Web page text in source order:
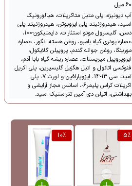
60 میل
آب دیونیزه، پلی متیل متاکریلات، هیالورونیک
اسید، هیدروژنیتد پلی ایزوبوتن، هیدروژنیتد پلی
دسن، گلیسرول مونو استئارات، دایمتیکون-100،
عصاره پودری گیاه بامبو، روغن هسته انگور، عصاره
مورینگا، روغن جوانه گندم، پروپیلن گلایکول،
ایزوپروپیل میریستات، عصاره ریشه گیاه بابا آدم،
فنوکسی اتانول و اتیل هگزیل گلیسیرین، پلی اکریل
آمید، سی 13-14، ایزوپارافین و لورت 7، پلی
اکریلات کراس پلیمر6-، اسانس مجاز آرایشی و
بهداشتی، اتیلن دی آمین تتراستیک اسید.
5%
10%